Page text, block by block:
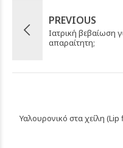
PREVIOUS
Ιατρική βεβαίωση
απαραίτητη;
Υαλουρονικό στα χείλη